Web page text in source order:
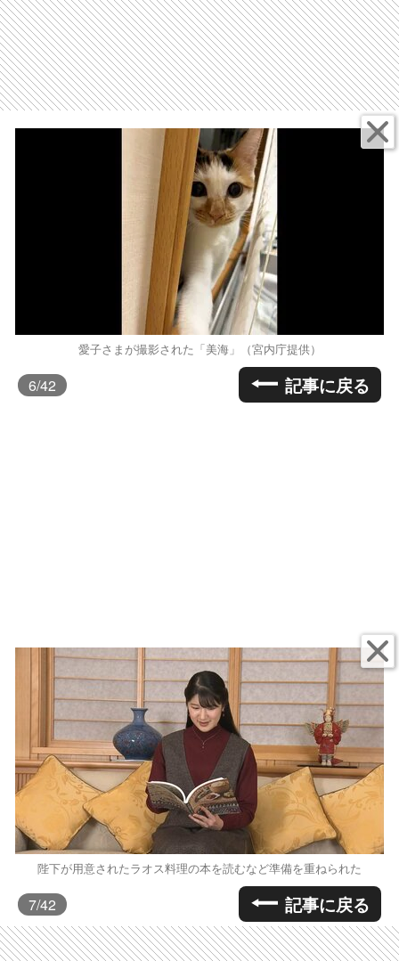
愛子さまが撮影された「美海」（宮内庁提供）
6/42 記事に戻る
陛下が用意されたラオス料理の本を読むなど準備を重ねられた
7/42 記事に戻る